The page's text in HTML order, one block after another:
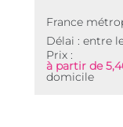
France
Délai : entre
Prix :
à partir de
domicile